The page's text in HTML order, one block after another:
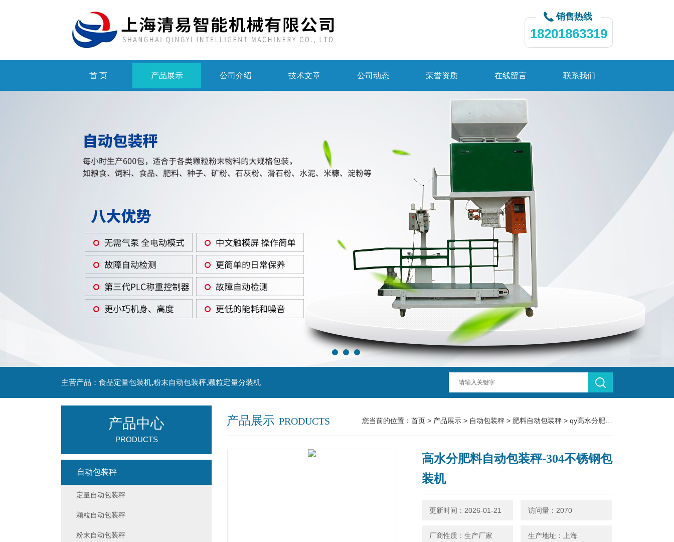
销售热线
18201863319
首 页 产品展示 公司介绍 技术文章 公司动态 荣誉资质 在线留言 联系我们
主营产品：食品定量包装机,粉末自动包装秤,颗粒定量分装机
产品展示 PRODUCTS 您当前的位置： 首页 > 产品展示 > 自动包装秤 > 肥料自动包装秤 > qy高水分肥料自动包装秤-304不锈钢包装机
高水分肥料自动包装秤-304不锈钢包
装机
更新时间：2026-01-21 访问量：2070
厂商性质：生产厂家 生产地址：上海
产品中心
PRODUCTS
自动包装秤
定量自动包装秤
颗粒自动包装秤
粉末自动包装秤